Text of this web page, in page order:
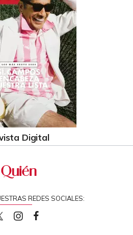
Digital
REDES SOCIALES:
quiencom